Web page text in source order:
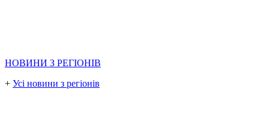
НОВИНИ З РЕГІОНІВ
+ Усі новини з регіонів